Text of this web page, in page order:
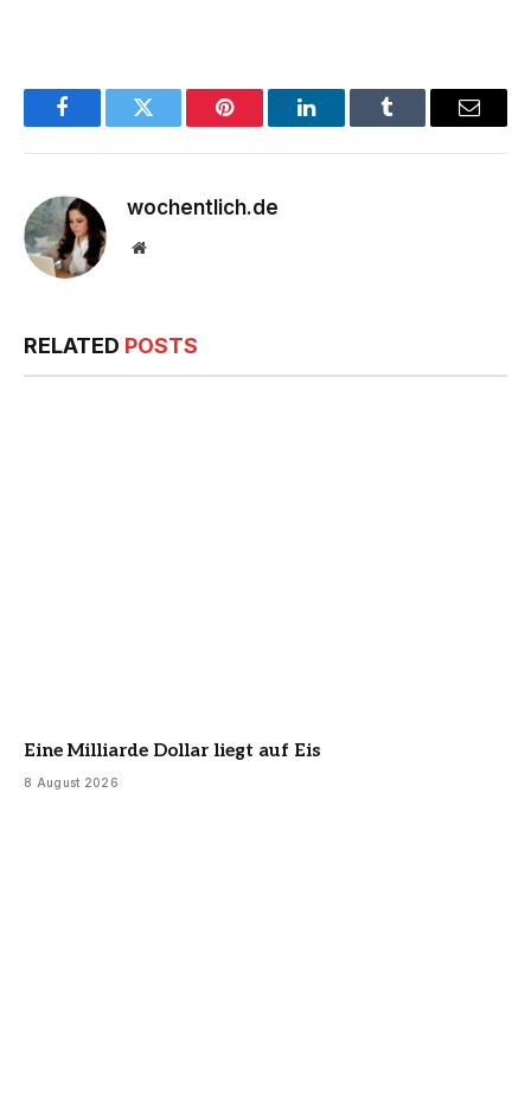
FacebookTwitter Pinterest LinkedInTumblr Email
wochentlich.de
Website
RELATED POSTS
Eine Milliarde Dollar liegt auf Eis
8 August 2026